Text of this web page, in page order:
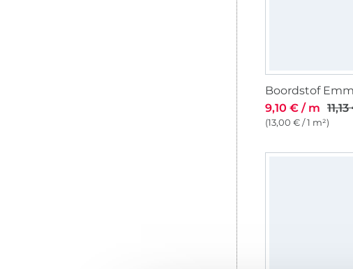
Boordstof
9,10 € / m
(13,00 € / 1 m²)